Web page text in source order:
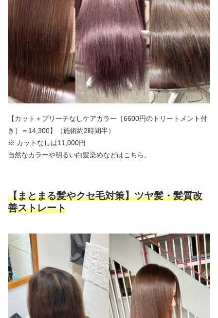
【カット＋ブリーチなしケアカラー［6600円のトリートメント付
き］＝14,300】（施術約2時間半）
※ カットなしは11,000円
自然なカラーや明るい白髪染めなどはこちら。
【まとまる髪やクセ毛対策】ツヤ髪・髪質改
善ストレート